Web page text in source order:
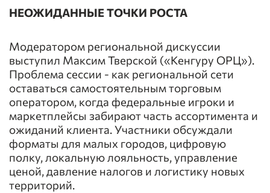
НЕОЖИДАННЫЕ ТОЧКИ РОСТА
Модератором региональной дискуссии
выступил Максим Тверской («Кенгуру ОРЦ»).
Проблема сессии - как региональной сети
оставаться самостоятельным торговым
оператором, когда федеральные игроки и
маркетплейсы забирают часть ассортимента и
ожиданий клиента. Участники обсуждали
форматы для малых городов, цифровую
полку, локальную лояльность, управление
ценой, давление налогов и логистику новых
территорий.